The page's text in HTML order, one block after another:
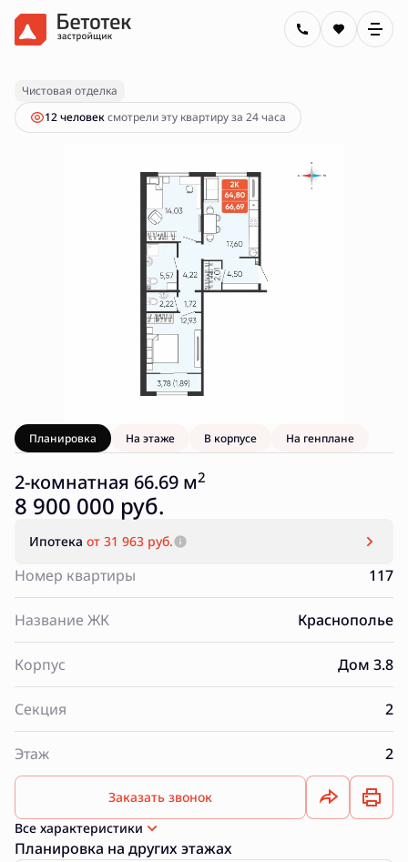
2-комнатная66.69 м 8 900 000 руб.
Ипотекаот 31 963 руб.
Чистовая отделка
12 человексмотрели эту квартиру за 24 часа
Планировка На этаже В корпусе На генплане
2-комнатная 66.69 м2
8 900 000 руб.
Ипотека от 31 963 руб.
Номер квартиры 117
Название ЖК Краснополье
Корпус Дом 3.8
Секция 2
Этаж 2
Заказать звонок
Все характеристики
Планировка на других этажах